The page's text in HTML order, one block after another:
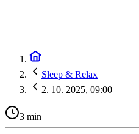
Sleep & Relax
2. 10. 2025, 09:00
3 min